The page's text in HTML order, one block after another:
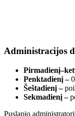
Administracijos
Penktadienį –
Šeštadienį –
Sekmadienį –
Puslapio